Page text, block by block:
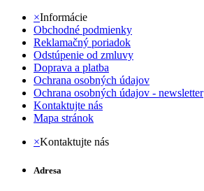
×Informácie
Obchodné podmienky
Reklamačný poriadok
Odstúpenie od zmluvy
Doprava a platba
Ochrana osobných údajov
Ochrana osobných údajov - newsletter
Kontaktujte nás
Mapa stránok
×Kontaktujte nás
Adresa